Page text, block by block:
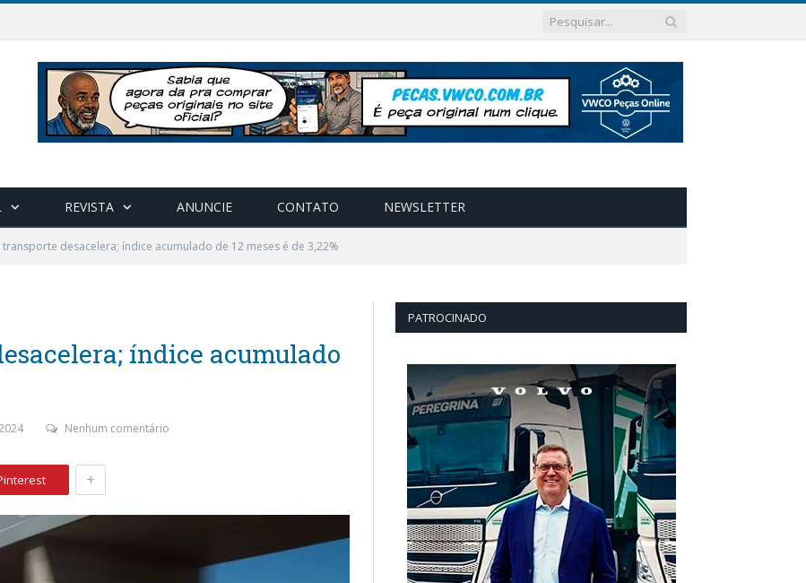
REVISTA ANUNCIE CONTATO NEWSLETTER
desacelera; índice acumulado de 12 meses é de 3,22%
índice acumulado
Nenhum comentário
+
PATROCINADO